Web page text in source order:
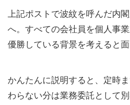
上記ポストで波紋を呼んだ内
へ。すべての会社員を個人事
優勝している背景を考えると面
かんたんに説明すると、定時
わらない分は業務委託として